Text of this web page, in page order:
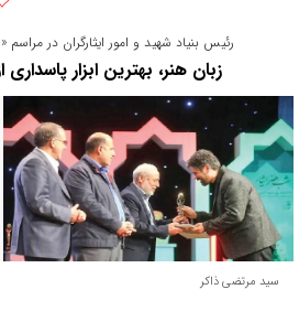
رئیس بنیاد شهید و امور ایثارگران در مراسم
زبان هنر، بهترین ابزار
سید مرتضی ذاکر